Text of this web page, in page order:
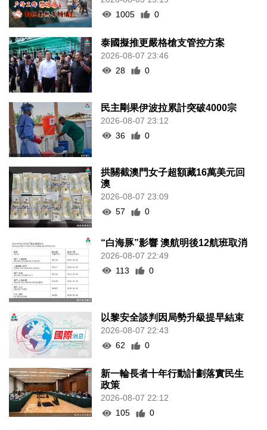
1005
0
泰國擬推更嚴格槍支管控方案
2026-08-07 23:46
28
0
民主剛果伊波拉累計突破4000宗
2026-08-07 23:12
36
0
拱關截澳門女子超額藏16萬美元回
澳
2026-08-07 23:09
57
0
“白海豚”影響 澳航明後12航班取消
2026-08-07 22:49
113
0
以黎安全談判因局勢升級提早結束
2026-08-07 22:43
62
0
新一輪長者十年行動計劃落實民生
政策
2026-08-07 22:12
105
0